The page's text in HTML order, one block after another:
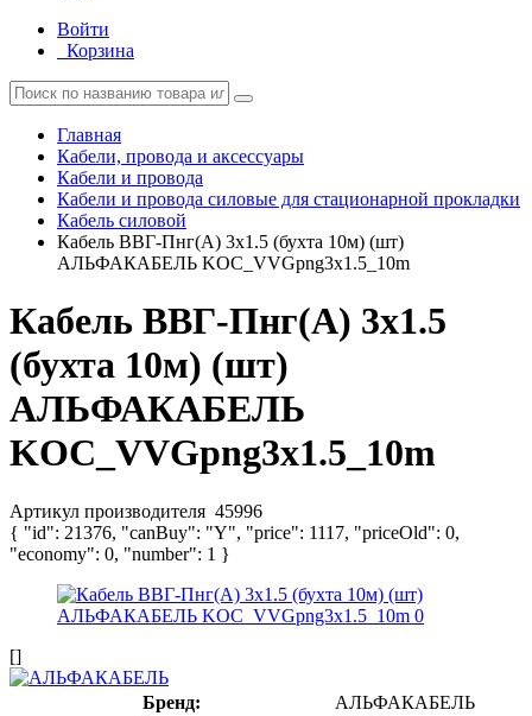
Войти
Корзина
Главная
Кабели, провода и аксессуары
Кабели и провода
Кабели и провода силовые для стационарной прокладки
Кабель силовой
Кабель ВВГ-Пнг(А) 3х1.5 (бухта 10м) (шт)
АЛЬФАКАБЕЛЬ KOC_VVGрng3x1.5_10m
Кабель ВВГ-Пнг(А) 3х1.5
(бухта 10м) (шт)
АЛЬФАКАБЕЛЬ
KOC_VVGрng3x1.5_10m
Артикул производителя 45996
{ "id": 21376, "canBuy": "Y", "price": 1117, "priceOld": 0,
"economy": 0, "number": 1 }
[]
Бренд:
АЛЬФАКАБЕЛЬ